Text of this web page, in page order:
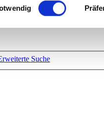
interessante Tipps und Tricks.
Suche